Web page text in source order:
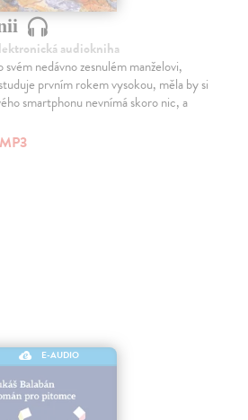
audiokniha
nedávno zesnulém manželovi,
prvním rokem vysokou, měla by si
smartphonu nevnímá skoro nic, a
MP3
E-AUDIO